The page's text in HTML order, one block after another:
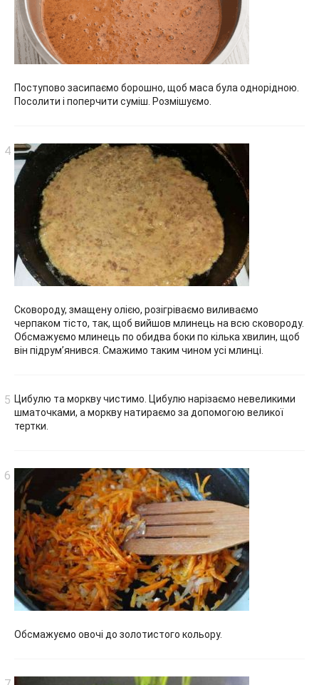
Поступово засипаємо борошно, щоб маса була однорідною.
Посолити і поперчити суміш. Розмішуємо.
Сковороду, змащену олією, розігріваємо виливаємо
черпаком тісто, так, щоб вийшов млинець на всю сковороду.
Обсмажуємо млинець по обидва боки по кілька хвилин, щоб
він підрум’янився. Смажимо таким чином усі млинці.
Цибулю та моркву чистимо. Цибулю нарізаємо невеликими
шматочками, а моркву натираємо за допомогою великої
тертки.
Обсмажуємо овочі до золотистого кольору.